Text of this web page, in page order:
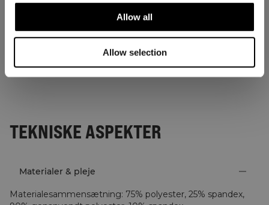
Allow all
Allow selection
TEKNISKE ASPEKTER
Materialer & pleje
Materialesammensætning: 75% polyester, 25% spandex,